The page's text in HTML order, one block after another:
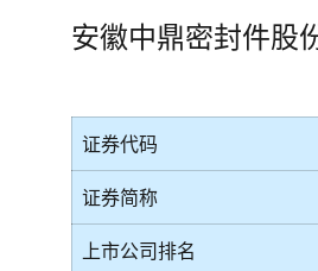
安徽中鼎密封件股
证券代码
证券简称
上市公司排名